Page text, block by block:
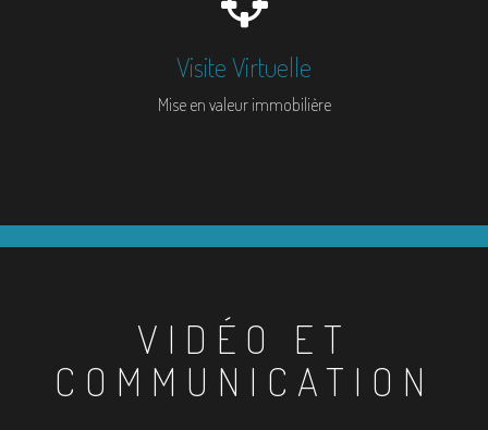
Visite Virtuelle
Mise en valeur immobilière
VIDÉO ET
COMMUNICATION